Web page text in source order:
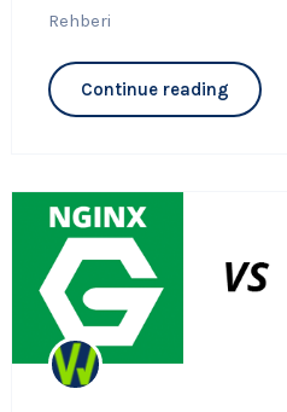
Rehberi
Continue reading